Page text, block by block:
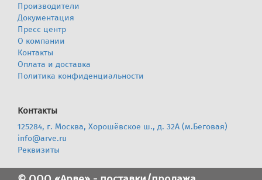
Производители
Документация
Пресс центр
О компании
Контакты
Оплата и доставка
Политика конфиденциальности
Контакты
125284, г. Москва, Хорошёвское ш., д. 32А (м.Беговая)
info@arve.ru
Реквизиты